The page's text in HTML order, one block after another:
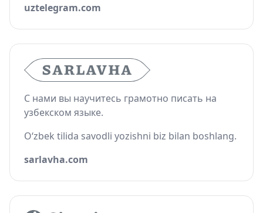
uztelegram.com
С нами вы научитесь грамотно писать на
узбекском языке.
O‘zbek tilida savodli yozishni biz bilan boshlang.
sarlavha.com